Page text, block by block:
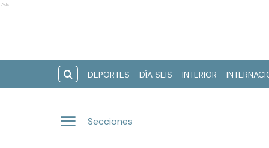
Ads
DEPORTES DÍA SEIS INTERIOR
Secciones